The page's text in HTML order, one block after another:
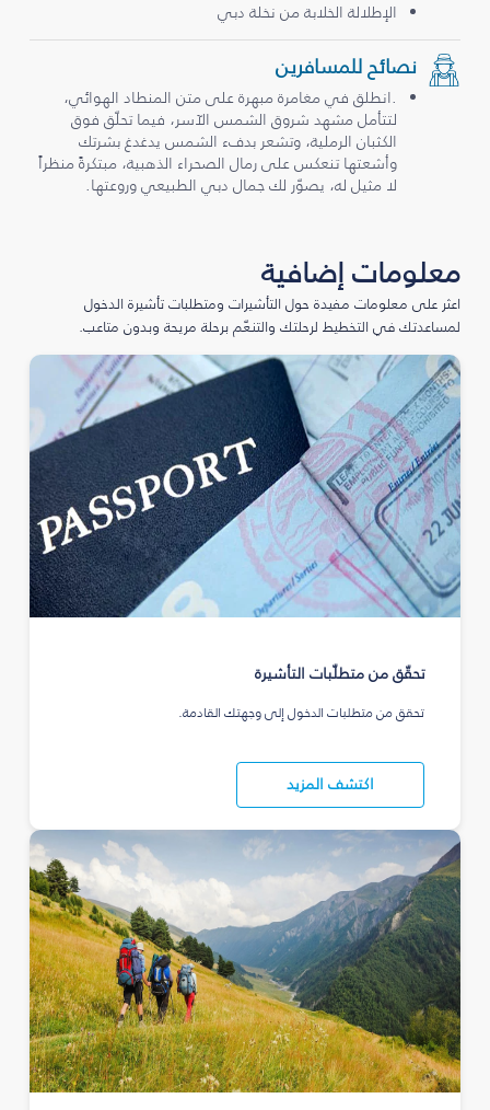
الإطلالة الخلابة من نخلة دبي
نصائح للمسافرين
.انطلق في مغامرة مبهرة على متن المنطاد الهوائي،
لتتأمل مشهد شروق الشمس الآسر، فيما تحلّق فوق
الكثبان الرملية، وتشعر بدفء الشمس يدغدغ بشرتك
وأشعتها تنعكس على رمال الصحراء الذهبية، مبتكرةً منظراً
لا مثيل له، يصوّر لك جمال دبي الطبيعي وروعتها.
معلومات إضافية
اعثر على معلومات مفيدة حول التأشيرات ومتطلبات تأشيرة الدخول
لمساعدتك في التخطيط لرحلتك والتنعّم برحلة مريحة وبدون متاعب.
تحقّق من متطلّبات التأشيرة
تحقق من متطلبات الدخول إلى وجهتك القادمة.
اكتشف المزيد